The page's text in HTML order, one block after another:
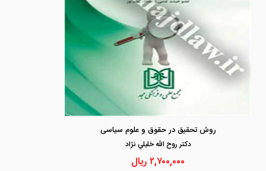
روش تحقیق در حقوق و علوم سیاسی
دكتر روح الله خليلي نژاد
۲,۷۰۰,۰۰۰ریال